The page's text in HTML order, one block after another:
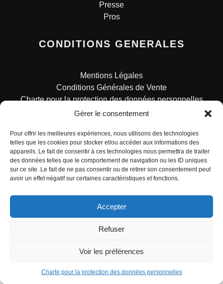
Gérer le consentement
Pour offrir les meilleures expériences, nous utilisons des technologies
telles que les cookies pour stocker et/ou accéder aux informations des
appareils. Le fait de consentir à ces technologies nous permettra de traiter
des données telles que le comportement de navigation ou les ID uniques
sur ce site. Le fait de ne pas consentir ou de retirer son consentement peut
avoir un effet négatif sur certaines caractéristiques et fonctions.
Accepter
Refuser
Voir les préférences
Charte pour la protection des données personnelles
Presse
Pros
CONDITIONS GENERALES
Mentions Légales
Conditions Générales de Vente
Charte pour la protection des données personnelles
© ALL RIGHTS RESERVED. URBAN COMICS POUR LES
ÉDITIONS FRANÇAISES.